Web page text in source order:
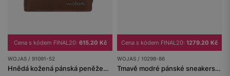
Cena s kódem FINAL20: 615.20 Kč
WOJAS / 91091-52
Hnědá kožená pánská peněženka
Cena s kódem FINAL20: 1279.20 Kč
WOJAS / 10298-86
Tmavě modré pánské sneakers se šedými vložkami